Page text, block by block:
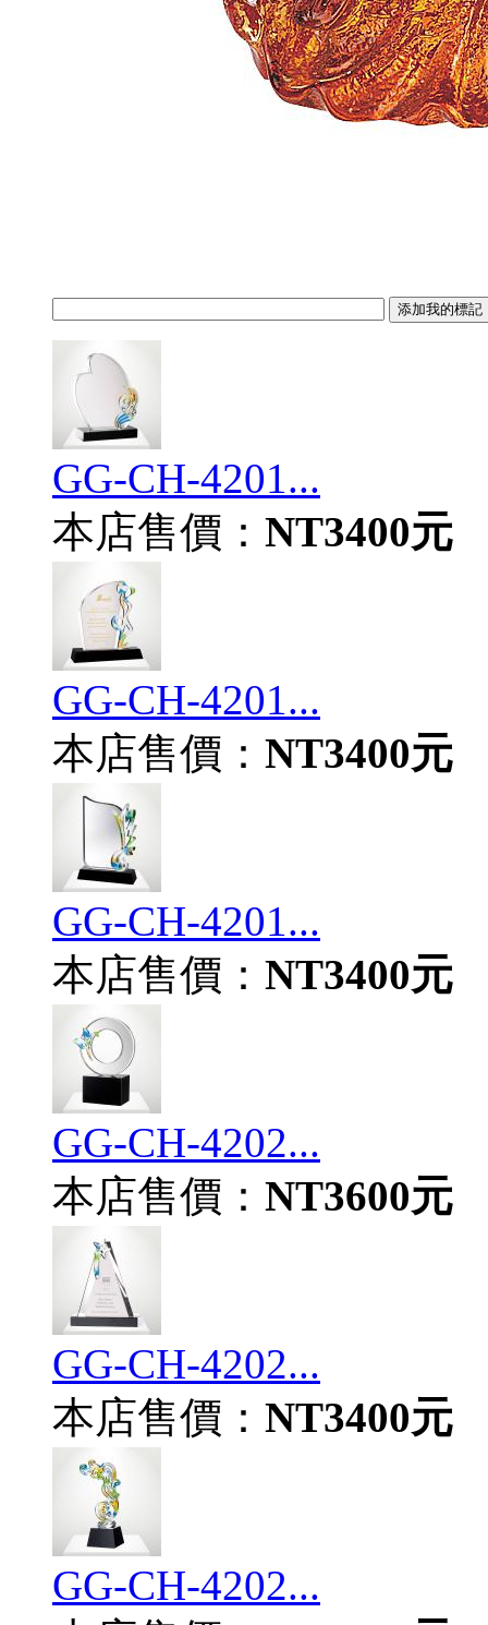
GG-CH-4201...
本店售價： NT3400元
GG-CH-4201...
本店售價： NT3400元
GG-CH-4201...
本店售價： NT3400元
GG-CH-4202...
本店售價： NT3600元
GG-CH-4202...
本店售價： NT3400元
GG-CH-4202...